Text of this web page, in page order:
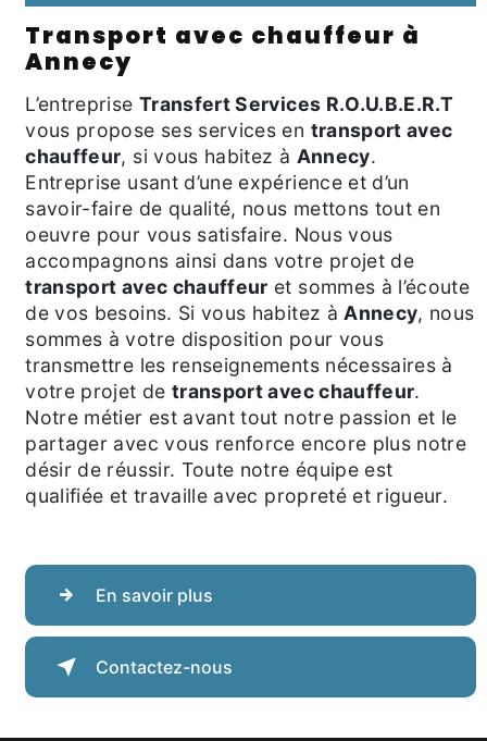
transport avec chauffeur à
Annecy
L’entreprise Transfert Services R.O.U.B.E.R.T
vous propose ses services en transport avec
chauffeur, si vous habitez à Annecy.
Entreprise usant d’une expérience et d’un
savoir-faire de qualité, nous mettons tout en
oeuvre pour vous satisfaire. Nous vous
accompagnons ainsi dans votre projet de
transport avec chauffeur et sommes à l’écoute
de vos besoins. Si vous habitez à Annecy, nous
sommes à votre disposition pour vous
transmettre les renseignements nécessaires à
votre projet de transport avec chauffeur.
Notre métier est avant tout notre passion et le
partager avec vous renforce encore plus notre
désir de réussir. Toute notre équipe est
qualifiée et travaille avec propreté et rigueur.
En savoir plus
Contactez-nous